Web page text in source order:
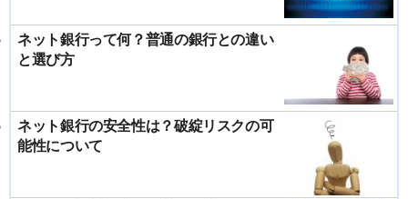
ネット銀行って何？普通の銀行との違い
と選び方
ネット銀行の安全性は？破綻リスクの可
能性について